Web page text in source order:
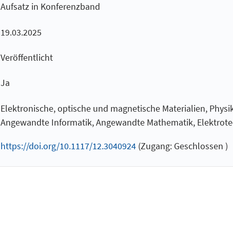
Aufsatz in Konferenzband
19.03.2025
Veröffentlicht
Ja
Elektronische, optische und magnetische Materialien,
Angewandte Informatik, Angewandte Mathematik,
https://doi.org/10.1117/12.3040924(Zugang: Geschlossen )